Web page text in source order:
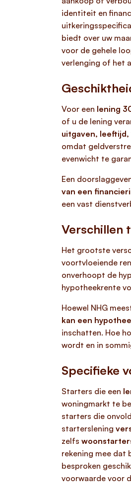
identiteit en
biedt over uw
voor de gehele
verlenging of het
Voor een lening
of u de lening
uitgaven, leeftijd,
omdat
evenwicht te
Een
van een
een vast
Verschillen
Het grootste
voortvloeiende
onverhoopt de
hypotheekrente
Hoewel NHG
kan een
inschatten. Hoe
wordt en in
Specifieke
Starters die een
woningmarkt te
starters die
starterslening
zelfs
rekening mee dat
besproken
voorwaarde voor